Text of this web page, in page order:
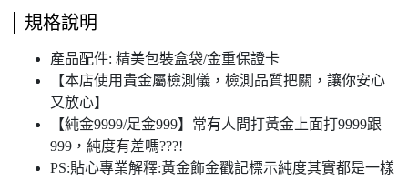
規格說明
產品配件: 精美包裝盒袋/金重保證卡
【本店使用貴金屬檢測儀，檢測品質把關，讓你安心
又放心】
【純金9999/足金999】常有人問打黃金上面打9999跟
999，純度有差嗎???!
PS:貼心專業解釋:黃金飾金戳記標示純度其實都是一樣